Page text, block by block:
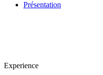
Présentation
Experience